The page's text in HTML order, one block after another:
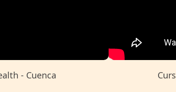
- Cuenca